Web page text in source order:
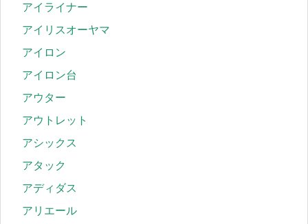
アイライナー
アイリスオーヤマ
アイロン
アイロン台
アウター
アウトレット
アシックス
アタック
アディダス
アリエール